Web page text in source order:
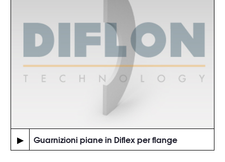
▶ Guarnizioni piane in Diflex per flange